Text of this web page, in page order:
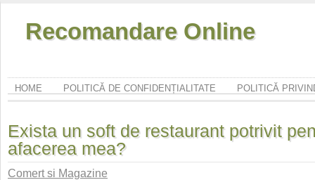
Recomandare Online
HOME POLITICĂ DE CONFIDENȚIALITATE POLITICĂ
Exista un soft de restaurant potrivit
afacerea mea?
Comert si Magazine